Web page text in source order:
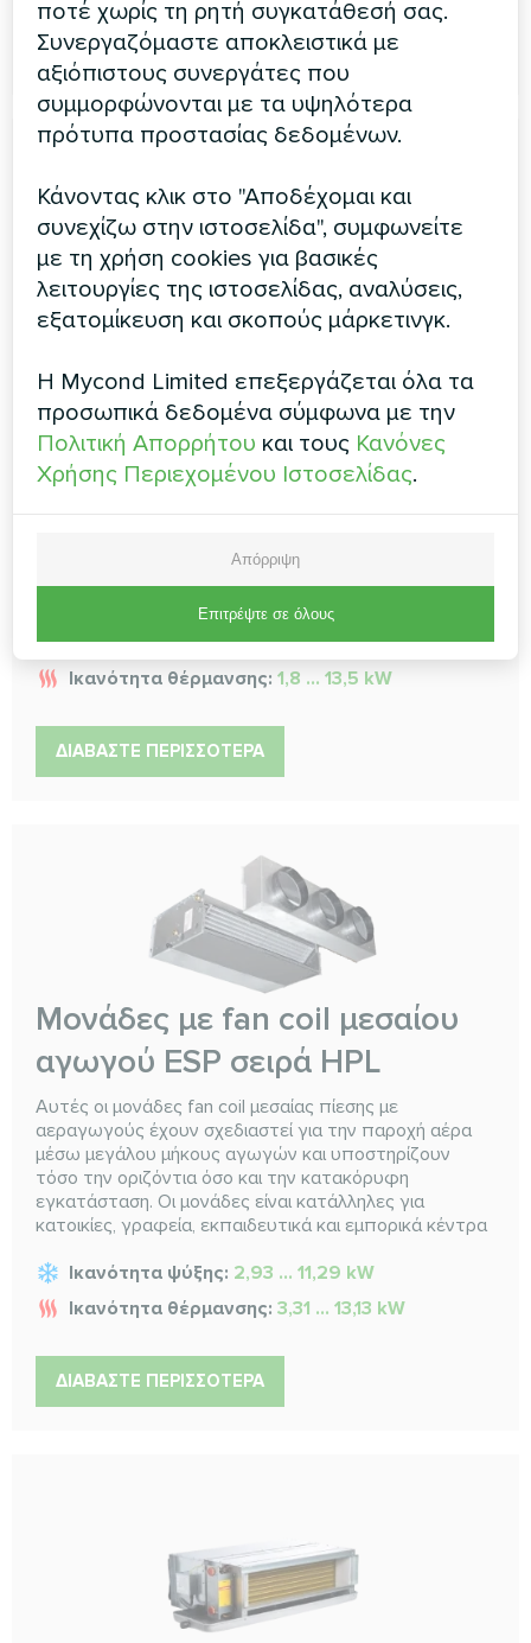
ΔΙΑΒΆΣΤΕ ΠΕΡΙΣΣΌΤΕΡΑ
Μονάδες fan coil αεραγωγών
χαμηλού ESP σειρά MCFDS
κλιματισμού για την άνεση και την ευκολία σας. Αυτή η
προηγμένη και αποδοτική μονάδα έχει σχεδιαστεί για
Ικανότητα ψύξης:1,2 ... 9,0 kW
Ικανότητα θέρμανσης: 1,8 ... 13,5 kW
ΔΙΑΒΆΣΤΕ ΠΕΡΙΣΣΌΤΕΡΑ
Μονάδες με fan coil μεσαίου
αγωγού ESP σειρά HPL
Αυτές οι μονάδες fan coil μεσαίας πίεσης με
αεραγωγούς έχουν σχεδιαστεί για την παροχή αέρα
μέσω μεγάλου μήκους αγωγών και υποστηρίζουν
τόσο την οριζόντια όσο και την κατακόρυφη
εγκατάσταση. Οι μονάδες είναι κατάλληλες για
κατοικίες, γραφεία, εκπαιδευτικά και εμπορικά κέντρα
Ικανότητα ψύξης: 2,93 ... 11,29 kW
Ικανότητα θέρμανσης: 3,31 ... 13,13 kW
ΔΙΑΒΆΣΤΕ ΠΕΡΙΣΣΌΤΕΡΑ
ποτέ χωρίς τη ρητή συγκατάθεσή σας.
Συνεργαζόμαστε αποκλειστικά με
αξιόπιστους συνεργάτες που
συμμορφώνονται με τα υψηλότερα
πρότυπα προστασίας δεδομένων.
Κάνοντας κλικ στο "Αποδέχομαι και
συνεχίζω στην ιστοσελίδα", συμφωνείτε
με τη χρήση cookies για βασικές
λειτουργίες της ιστοσελίδας, αναλύσεις,
εξατομίκευση και σκοπούς μάρκετινγκ.
Η Mycond Limited επεξεργάζεται όλα τα
προσωπικά δεδομένα σύμφωνα με την
Πολιτική Απορρήτου και τους Κανόνες
Χρήσης Περιεχομένου Ιστοσελίδας.
Απόρριψη
Επιτρέψτε σε όλους